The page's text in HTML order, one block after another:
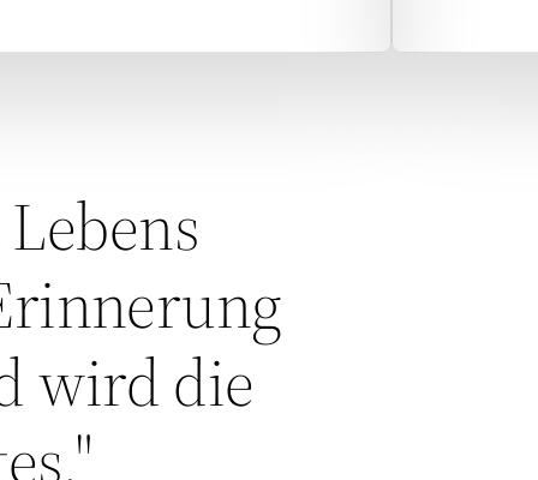
wird die